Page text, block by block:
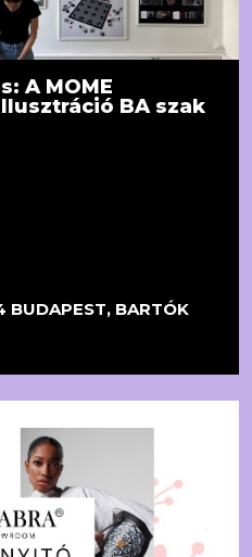
A MOME
BA szak
BUDAPEST, BARTÓK